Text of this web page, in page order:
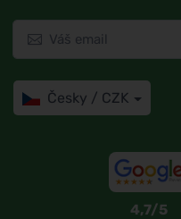
Česky / CZK
4,7/5